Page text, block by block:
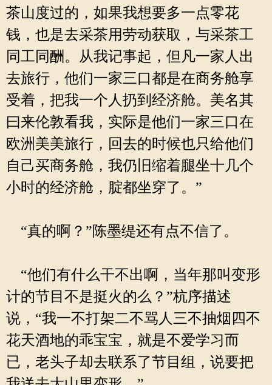
茶山度过的，如果我想要多一点零花
钱，也是去采茶用劳动获取，与采茶工
同工同酬。从我记事起，但凡一家人出
去旅行，他们一家三口都是在商务舱享
受着，把我一个人扔到经济舱。美名其
曰来伦敦看我，实际是他们一家三口在
欧洲美美旅行，回去的时候也只给他们
自己买商务舱，我仍旧缩着腿坐十几个
小时的经济舱，腚都坐穿了。”
“真的啊？”陈墨缇还有点不信了。
“他们有什么干不出啊，当年那叫变形
计的节目不是挺火的么？”杭序描述
说，“我一不打架二不骂人三不抽烟四不
花天酒地的乖宝宝，就是不爱学习而
已，老头子却去联系了节目组，说要把